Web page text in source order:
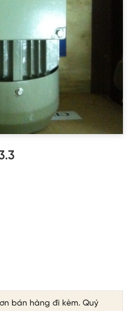
bán hàng đi kèm. Quý